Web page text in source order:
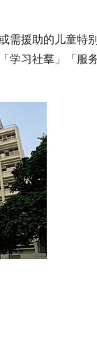
需援助的儿童特
学习社羣」「服